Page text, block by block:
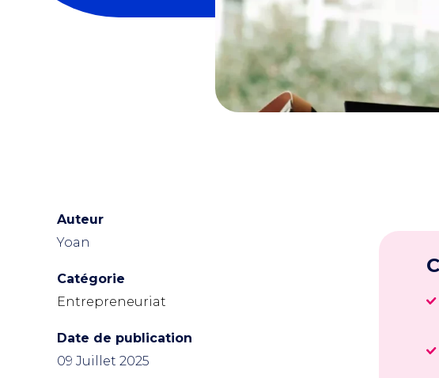
Auteur
Yoan
Catégorie
Entrepreneuriat
Date de publication
09 Juillet 2025